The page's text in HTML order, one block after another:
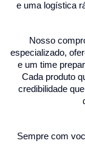
e uma logística
Nosso
especializado,
e um time
Cada produto
credibilidade
Sempre com